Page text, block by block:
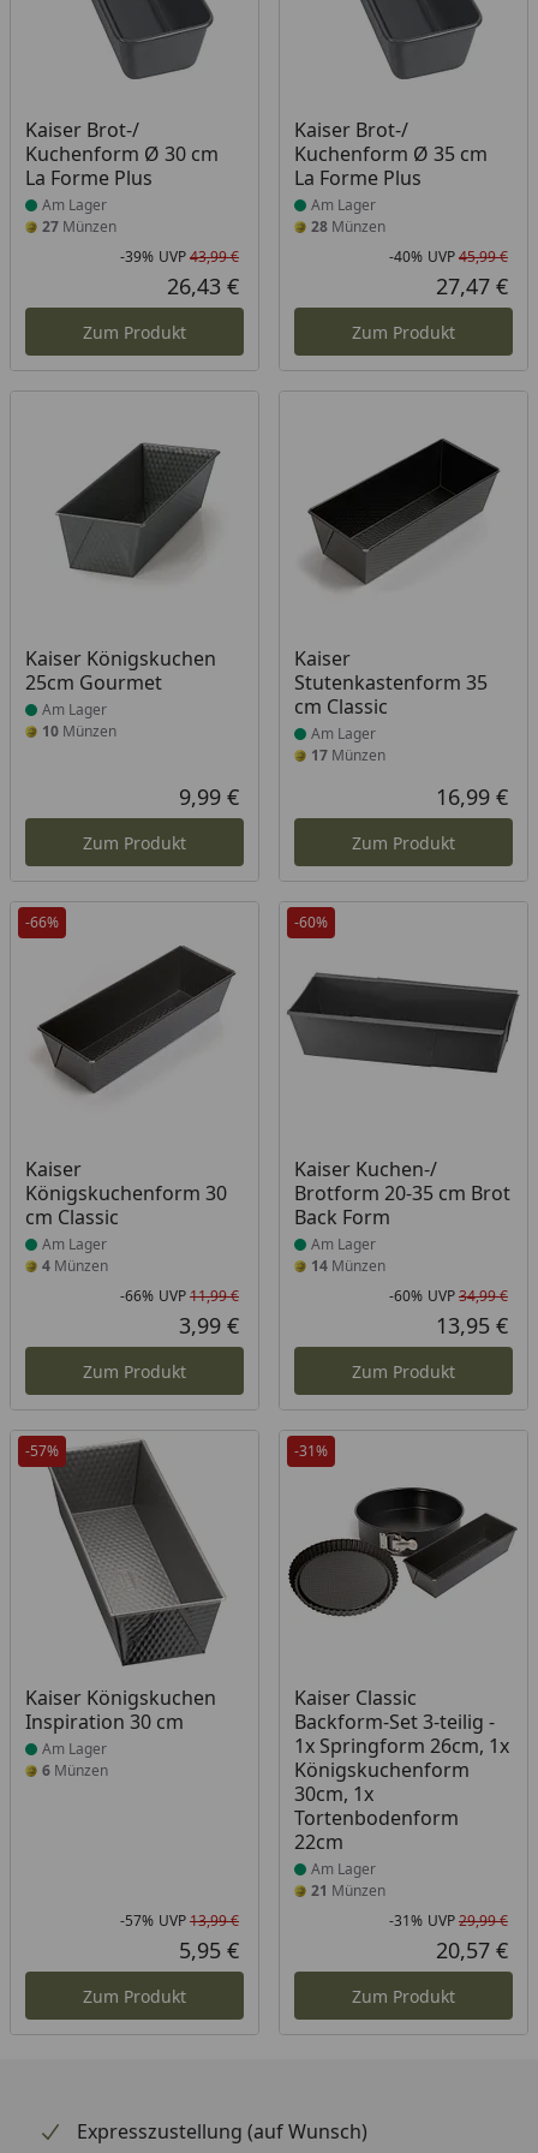
Kaiser Brot-/
Kuchenform Ø 30 cm
La Forme Plus
Produkt am Lager
Am Lager
27 Münzen
Rabatt in Prozent
-39%
Ursprünglicher Preis
UVP43,99 €
Aktueller Preis
26,43 €
Zum Produkt
Kaiser Brot-/
Kuchenform Ø 35 cm
La Forme Plus
Produkt am Lager
Am Lager
28Münzen
-40% UVP45,99 €
27,47 €
Zum Produkt
Kaiser Königskuchen
25cm Gourmet
Produkt am Lager
Am Lager
10 Münzen
Aktueller Preis
9,99 €
Zum Produkt
Kaiser
Stutenkastenform 35
cm Classic
Produkt am Lager
Am Lager
17Münzen
16,99 €
Zum Produkt
-66%
Kaiser
Königskuchenform 30
cm Classic
Produkt am Lager
Am Lager
4 Münzen
Rabatt in Prozent
-66%
Ursprünglicher Preis
UVP11,99 €
Aktueller Preis
3,99 €
Zum Produkt
-60%
Kaiser Kuchen-/
Brotform 20-35 cm Brot
Back Form
Produkt am Lager
Am Lager
14Münzen
-60% UVP34,99 €
13,95 €
Zum Produkt
-57%
Kaiser Königskuchen
Inspiration 30 cm
Produkt am Lager
Am Lager
6 Münzen
Rabatt in Prozent
-57%
Ursprünglicher Preis
UVP13,99 €
Aktueller Preis
5,95 €
Zum Produkt
-31%
Kaiser Classic
Backform-Set 3-teilig -
1x Springform 26cm, 1x
Königskuchenform
30cm, 1x
Tortenbodenform
22cm
Produkt am Lager
Am Lager
21 Münzen
-31% UVP29,99 €
20,57 €
Zum Produkt
Expresszustellung (auf Wunsch)